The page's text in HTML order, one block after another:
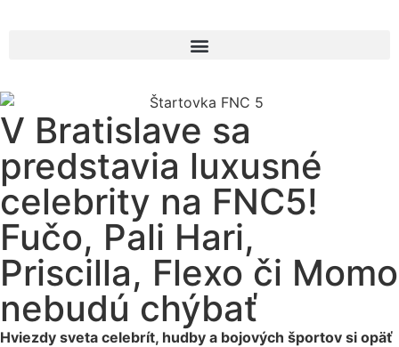
V Bratislave sa
predstavia luxusné
celebrity na FNC5!
Fučo, Pali Hari,
Priscilla, Flexo či Momo
nebudú chýbať
Hviezdy sveta celebrít, hudby a bojových športov si opäť